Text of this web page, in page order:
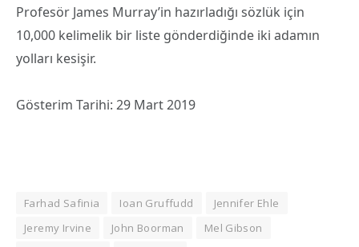
Profesör James Murray’in hazırladığı sözlük için
10,000 kelimelik bir liste gönderdiğinde iki adamın
yolları kesişir.
Gösterim Tarihi: 29 Mart 2019
Farhad Safinia Ioan Gruffudd
Jennifer Ehle
Jeremy Irvine
John Boorman
Mel Gibson